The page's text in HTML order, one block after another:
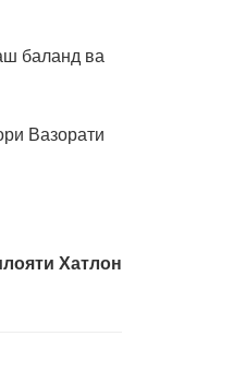
баланд ва
Вазорати
Хатлон